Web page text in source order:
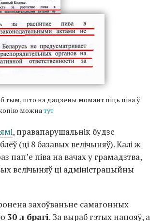
тым, што на дадзены момант піць піва ў
можна тут
, правапарушальнік будзе
(ці 8 базавых велічыняў). Калі ж
пап’е піва на вачах у грамадзтва,
велічыняў ці адміністрацыйны
захоўваньне самагонных
30 л брагі. За выраб гэтых напояў, а